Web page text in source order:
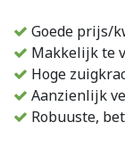
Goede prijs/
Makkelijk te
Hoge
Aanzienlijk
Robuuste,